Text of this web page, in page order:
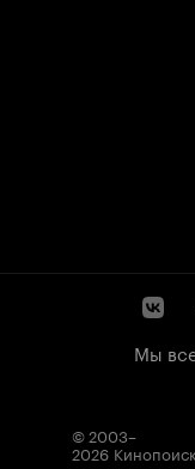
Мы
© 2003–
2026 Кинопоиск